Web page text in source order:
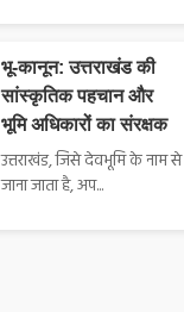
भू-कानून: उत्तराखंड की
सांस्कृतिक पहचान और
भूमि अधिकारों का संरक्षक
उत्तराखंड, जिसे देवभूमि के नाम से
जाना जाता है, अप...